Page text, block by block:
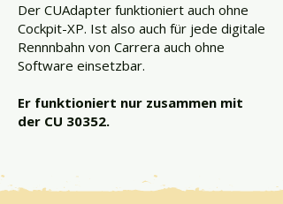
Der CUAdapter funktioniert auch ohne
Cockpit-XP. Ist also auch für jede digitale
Rennnbahn von Carrera auch ohne
Software einsetzbar.
Er funktioniert nur zusammen mit
der CU 30352.